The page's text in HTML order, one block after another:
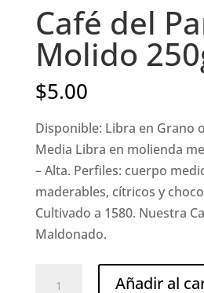
Café del
Molido
$5.00
Disponible: Libra en Grano
Media Libra en molienda
– Alta. Perfiles: cuerpo
maderables, cítricos y
Cultivado a 1580. Nuestra
Maldonado.
Añadir al